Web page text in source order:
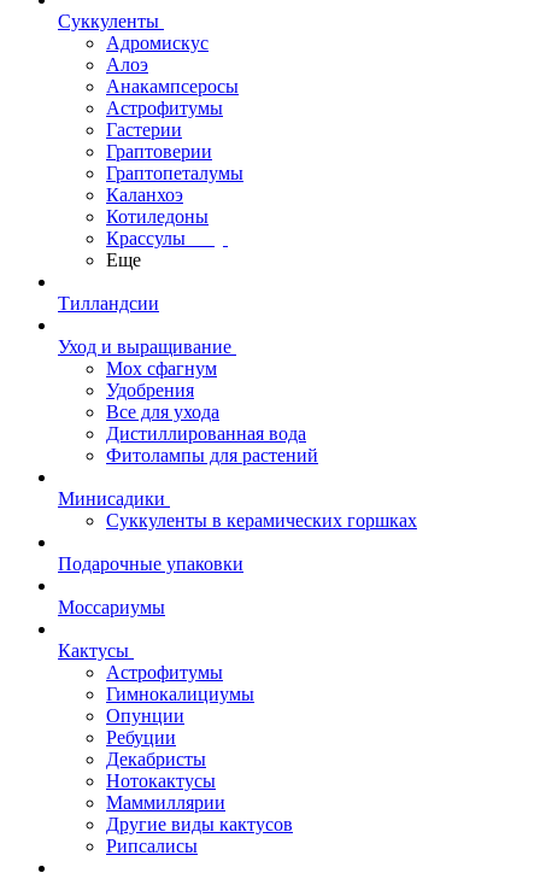
Суккуленты
Адромискус
Алоэ
Анакампсеросы
Астрофитумы
Гастерии
Граптоверии
Граптопеталумы
Каланхоэ
Котиледоны
Крассулы
Еще
Тилландсии
Уход и выращивание
Мох сфагнум
Удобрения
Все для ухода
Дистиллированная вода
Фитолампы для растений
Минисадики
Суккуленты в керамических горшках
Подарочные упаковки
Моссариумы
Кактусы
Астрофитумы
Гимнокалициумы
Опунции
Ребуции
Декабристы
Нотокактусы
Маммиллярии
Другие виды кактусов
Рипсалисы